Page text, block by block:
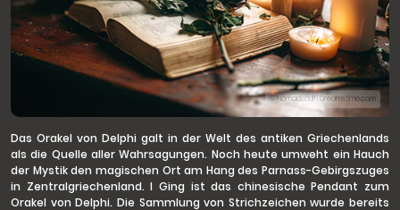
© Nomadsoul1 | Dreamstime.com
Das Orakel von Delphi galt in der Welt des antiken Griechenlands
als die Quelle aller Wahrsagungen. Noch heute umweht ein Hauch
der Mystik den magischen Ort am Hang des Parnass-Gebirgszuges
in Zentralgriechenland. I Ging ist das chinesische Pendant zum
Orakel von Delphi. Die Sammlung von Strichzeichen wurde bereits